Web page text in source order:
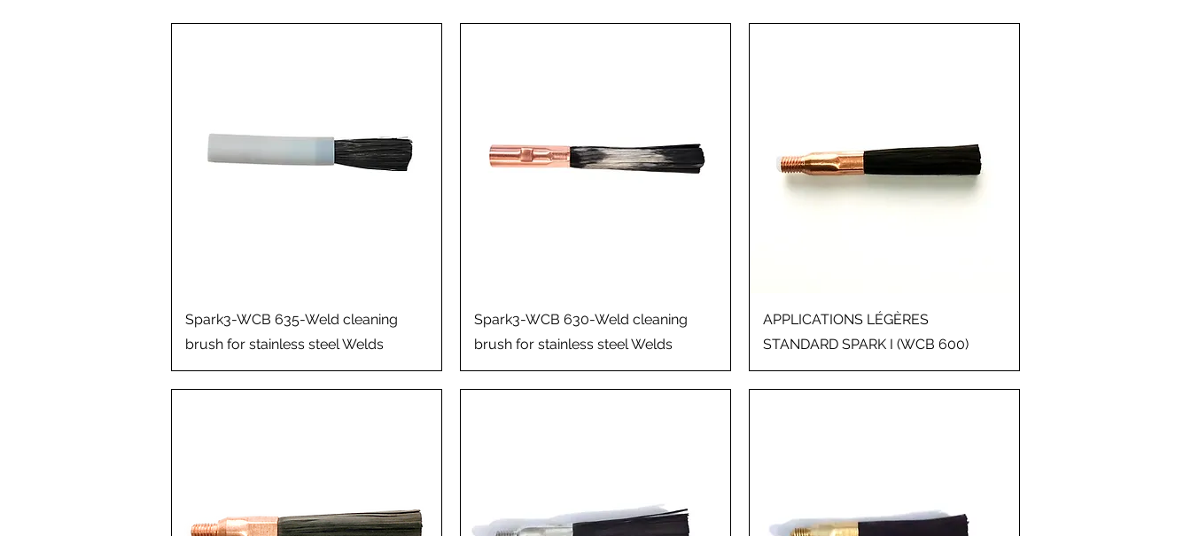
Aperçu rapide
Spark3-WCB 635-Weld cleaning
brush for stainless steel Welds
Aperçu rapide
Spark3-WCB 630-Weld cleaning
brush for stainless steel Welds
Aperçu rapide
APPLICATIONS LÉGÈRES
STANDARD SPARK I (WCB 600)